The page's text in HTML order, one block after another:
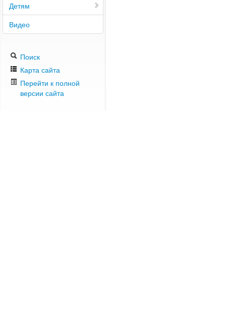
Детям
Видео
Поиск
Карта сайта
Перейти к полной
версии сайта